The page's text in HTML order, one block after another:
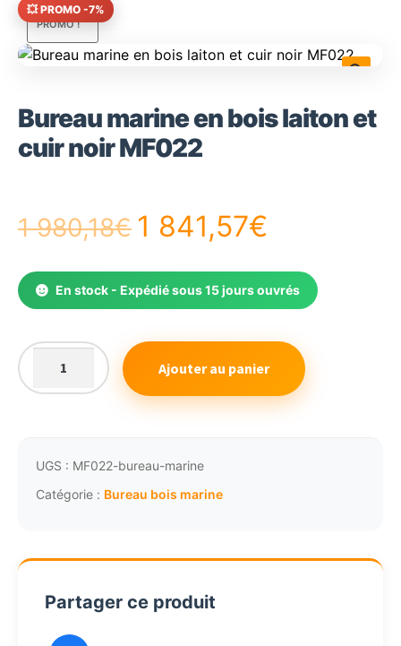
PROMO !
💥 PROMO -7%
Bureau marine en bois laiton et
cuir noir MF022
1 980,18€ Le
prix
initial
était :
1
980,18€.
1 841,57€
prix
actuel
est :
1
En stock - Expédié sous 15 jours ouvrés
quantité
de
en
bois
cuir
MF022
Ajouter au panier
UGS : MF022-bureau-marine
Catégorie : Bureau bois marine
Partager ce produit